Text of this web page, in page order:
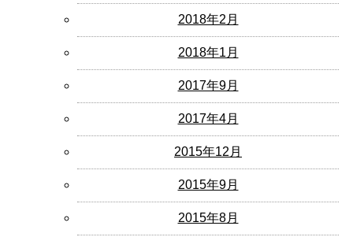
2018年2月
2018年1月
2017年9月
2017年4月
2015年12月
2015年9月
2015年8月